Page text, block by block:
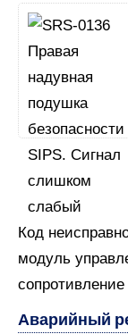
Код
модуль
Аварийный